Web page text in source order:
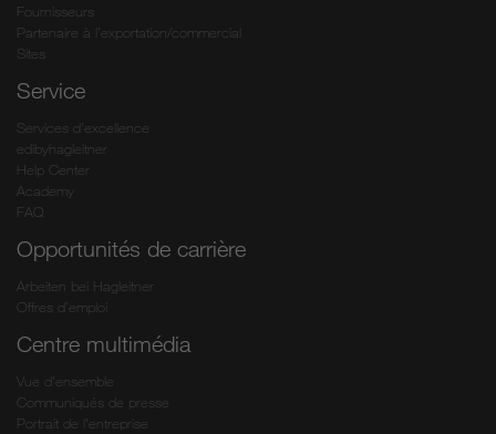
Fournisseurs
Partenaire à l’exportation/commercial
Sites
Service
Services d’excellence
edibyhagleitner
Help Center
Academy
FAQ
Opportunités de carrière
Arbeiten bei Hagleitner
Offres d’emploi
Centre multimédia
Vue d'ensemble
Communiqués de presse
Portrait de l'entreprise